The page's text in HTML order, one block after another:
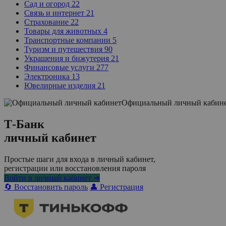
Сад и огород 22
Связь и интернет 21
Страхование 22
Товары для животных 4
Транспортные компании 5
Туризм и путешествия 90
Украшения и бижутерия 21
Финансовые услуги 277
Электроника 13
Ювелирные изделия 21
Официальный личный
Т-Банк
личный кабинет
Простые шаги для входа в личный кабинет,
регистрации или восстановления пароля
Войти в личный кабинет ➜
🔄 Восстановить пароль 👤 Регистрация